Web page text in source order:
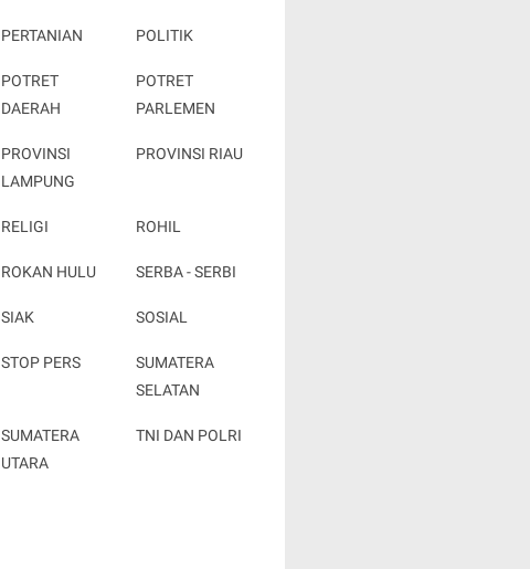
PERTANIAN POLITIK
POTRET
DAERAH
POTRET
PARLEMEN
PROVINSI
LAMPUNG
PROVINSI RIAU
RELIGI ROHIL
ROKAN HULU SERBA - SERBI
SIAK SOSIAL
STOP PERS
SUMATERA
SELATAN
SUMATERA
UTARA
TNI DAN POLRI